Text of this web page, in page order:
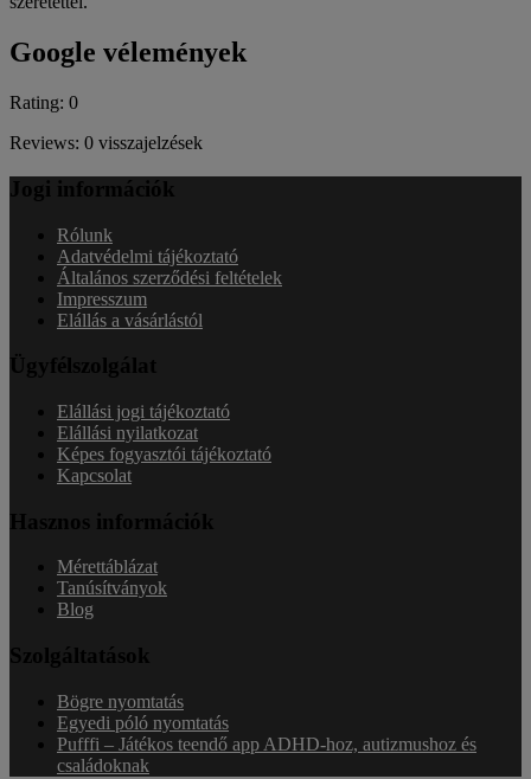
Google vélemények
Rating: 0
Reviews: 0 visszajelzések
Jogi információk
Rólunk
Adatvédelmi tájékoztató
Általános szerződési feltételek
Impresszum
Elállás a vásárlástól
Ügyfélszolgálat
Elállási jogi tájékoztató
Elállási nyilatkozat
Képes fogyasztói tájékoztató
Kapcsolat
Hasznos információk
Mérettáblázat
Tanúsítványok
Blog
Szolgáltatások
Bögre nyomtatás
Egyedi póló nyomtatás
Pufffi – Játékos teendő app ADHD-hoz, autizmushoz és
családoknak